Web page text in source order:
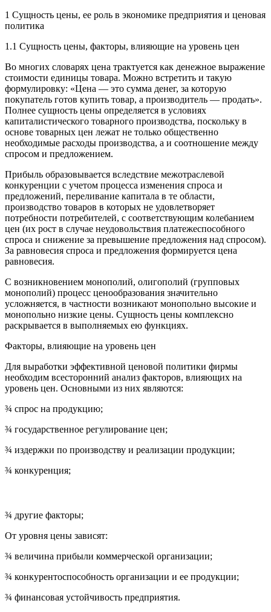
1 Сущность цены, ее роль в экономике предприятия и ценовая
политика
1.1 Сущность цены, факторы, влияющие на уровень цен
Во многих словарях цена трактуется как денежное выражение
стоимости единицы товара. Можно встретить и такую
формулировку: «Цена — это сумма денег, за которую
покупатель готов купить товар, а производитель — продать».
Полнее сущность цены определяется в условиях
капиталистического товарного производства, поскольку в
основе товарных цен лежат не только общественно
необходимые расходы производства, а и соотношение между
спросом и предложением.
Прибыль образовывается вследствие межотраслевой
конкуренции с учетом процесса изменения спроса и
предложений, переливание капитала в те области,
производство товаров в которых не удовлетворяет
потребности потребителей, с соответствующим колебанием
цен (их рост в случае неудовольствия платежеспособного
спроса и снижение за превышение предложения над спросом).
За равновесия спроса и предложения формируется цена
равновесия.
С возникновением монополий, олигополий (групповых
монополий) процесс ценообразования значительно
усложняется, в частности возникают монопольно высокие и
монопольно низкие цены. Сущность цены комплексно
раскрывается в выполняемых ею функциях.
Факторы, влияющие на уровень цен
Для выработки эффективной ценовой политики фирмы
необходим всесторонний анализ факторов, влияющих на
уровень цен. Основными из них являются:
¾ спрос на продукцию;
¾ государственное регулирование цен;
¾ издержки по производству и реализации продукции;
¾ конкуренция;
¾ другие факторы;
От уровня цены зависят:
¾ величина прибыли коммерческой организации;
¾ конкурентоспособность организации и ее продукции;
¾ финансовая устойчивость предприятия.